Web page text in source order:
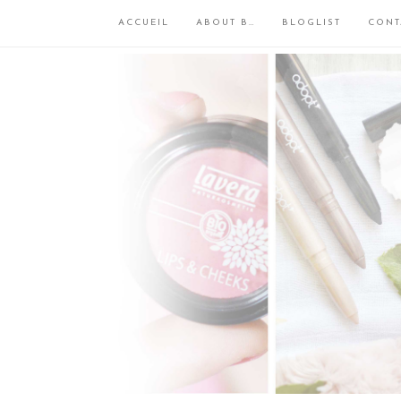
ACCUEIL ABOUT B… BLOGLIST